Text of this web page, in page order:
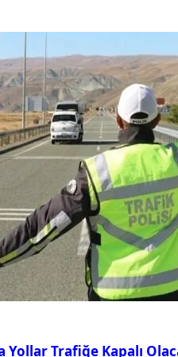
Yollar Trafiğe Kapalı